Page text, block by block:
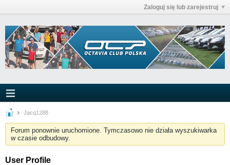
Zaloguj się lub zarejestruj
Jacq1288
Forum ponownie uruchomione. Tymczasowo nie działa wyszukiwarka
w czasie odbudowy.
User Profile